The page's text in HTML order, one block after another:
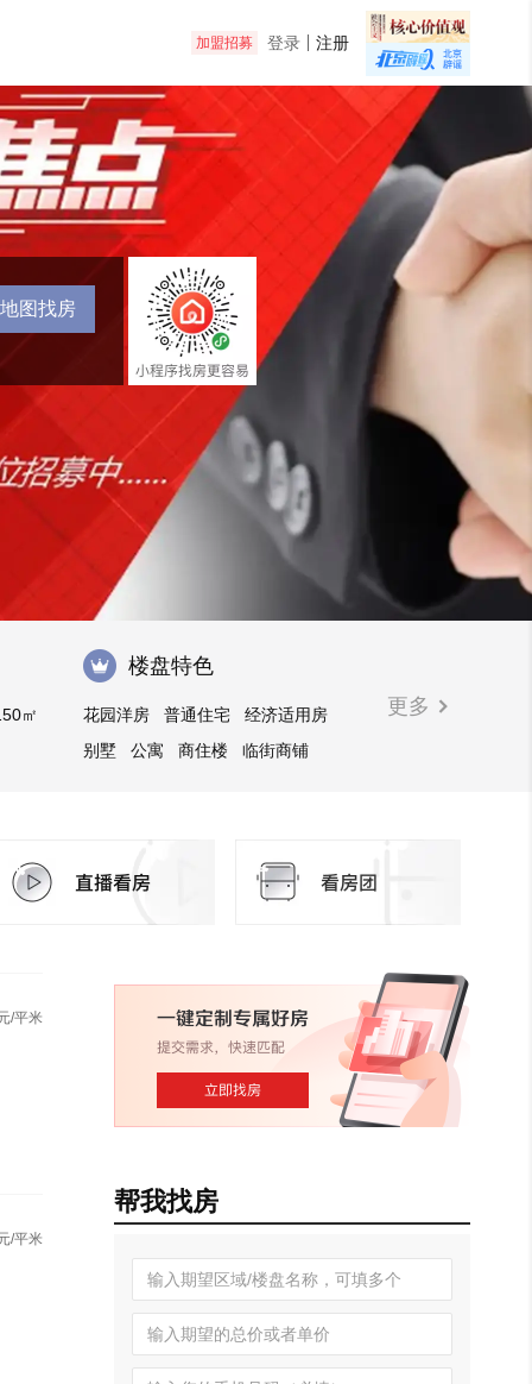
加盟招募 登录 注册
地图找房
㎡
楼盘特色
花园洋房 普通住宅
经济适用房
别墅
公寓 商住楼
临街商铺
更多
/平米
/平米
帮我找房